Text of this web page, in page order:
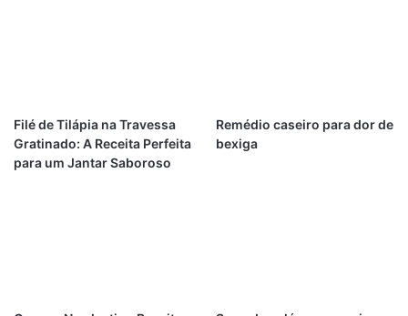
Filé de Tilápia na Travessa
Gratinado: A Receita Perfeita
para um Jantar Saboroso
Remédio caseiro para dor de
bexiga